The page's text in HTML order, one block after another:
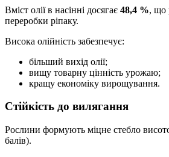
Вміст олії в насінні досягає 48,4 %, що
переробки ріпаку.
Висока олійність забезпечує:
більший вихід олії;
вищу товарну цінність урожаю;
кращу економіку вирощування.
Стійкість до вилягання
Рослини формують міцне стебло
балів).